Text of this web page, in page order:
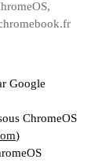
Google
ChromeOS
)